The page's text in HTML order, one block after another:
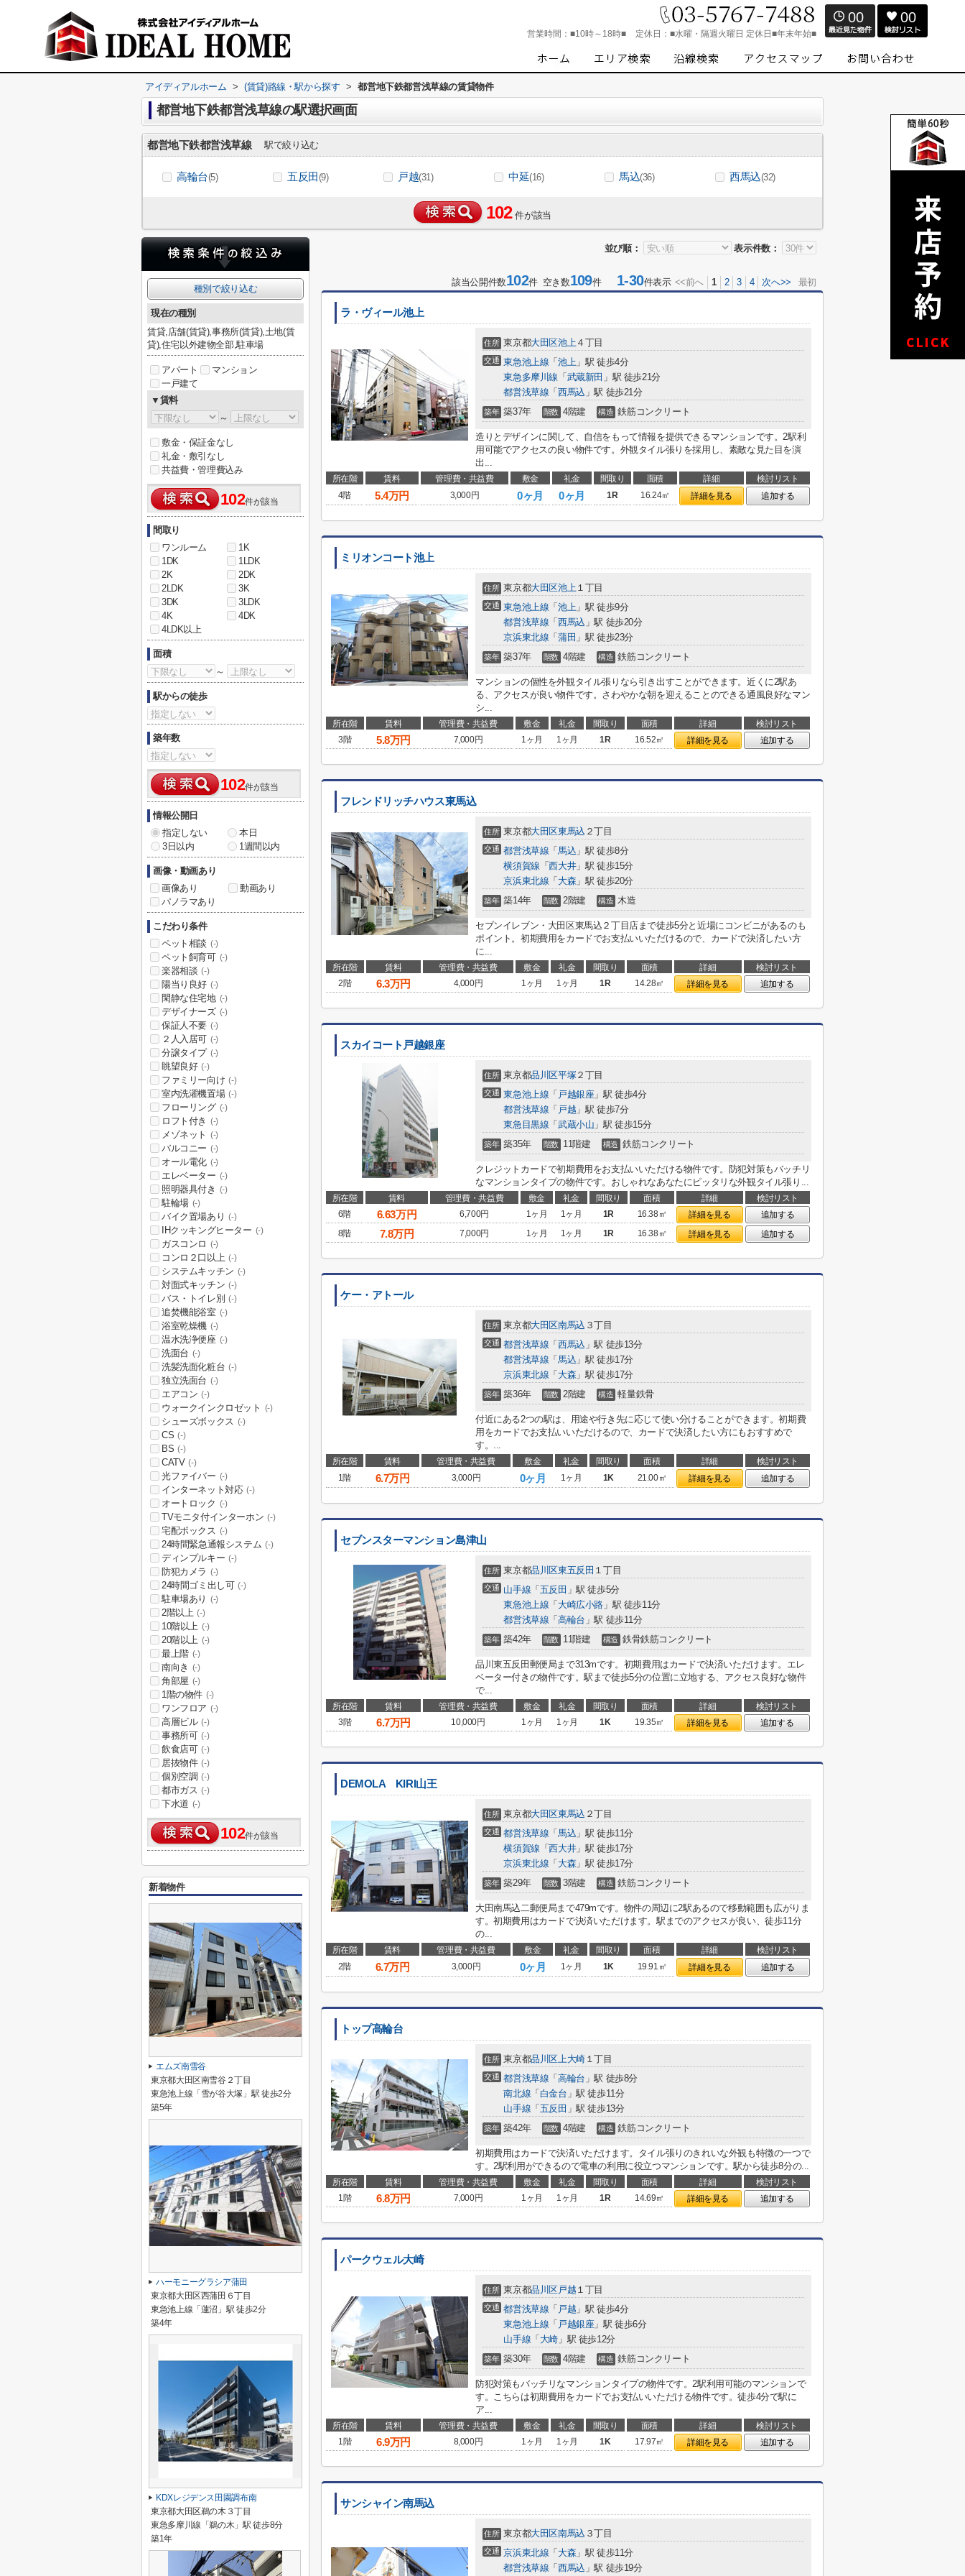
営業時間： ■10時～18時■ 定休日： ■水曜・隔週火曜日 定休日■年末年始■
00 00
アイディアルホーム > (賃貸)路線・駅から探す > 都営地下鉄都営浅草線の賃貸物件
都営地下鉄都営浅草線の駅選択画面
都営地下鉄都営浅草線 駅で絞り込む
高輪台(5) 五反田(9) 戸越(31) 中延(16) 馬込(36) 西馬込(32)
102 件が該当
並び順： 表示件数：
該当公開件数102件 空き数109件1-30件表示 <<前へ 1 2 3 4 次へ>> 最初
ラ・ヴィール池上
住所 東京都大田区池上４丁目
交通 東急池上線 「 池上」駅 徒歩4分
東急多摩川線 「 武蔵新田 」駅 徒歩21分
都営浅草線 「 西馬込 」駅 徒歩21分
築年 築37年 階数 4階建 構造 鉄筋コンクリート
造りとデザインに関して、自信をもって情報を提供できるマンションです。2駅利
用可能でアクセスの良い物件です。外観タイル張りを採用し、素敵な見た目を演
出...
所在階 賃料 管理費・共益費 敷金 礼金 間取り 面積 詳細
検討リスト
4階
5.4万円 3,000円 0ヶ月 0ヶ月 1R 16.24㎡ 詳細を見る 追加する
ミリオンコート池上
住所 東京都大田区池上１丁目
交通 東急池上線 「 池上」駅 徒歩9分
都営浅草線 「 西馬込 」駅 徒歩20分
京浜東北線 「 蒲田 」駅 徒歩23分
築年 築37年 階数 4階建 構造 鉄筋コンクリート
マンションの個性を外観タイル張りなら引き出すことができます。近くに2駅あ
る、アクセスが良い物件です。さわやかな朝を迎えることのできる通風良好なマン
シ...
所在階 賃料 管理費・共益費 敷金 礼金 間取り 面積 詳細
検討リスト
3階
5.8万円 7,000円 1ヶ月 1ヶ月 1R 16.52㎡ 詳細を見る 追加する
フレンドリッチハウス東馬込
住所 東京都大田区東馬込 ２丁目
交通 都営浅草線 「 馬込 」駅 徒歩8分
横須賀線 「西大井」駅 徒歩15分
京浜東北線 「 大森 」駅 徒歩20分
築年 築14年 階数 2階建 構造 木造
セブンイレブン・大田区東馬込２丁目店まで徒歩5分と近場にコンビニがあるのも
ポイント。初期費用をカードでお支払いいただけるので、カードで決済したい方
に...
所在階 賃料 管理費・共益費 敷金 礼金 間取り 面積 詳細
検討リスト
2階
6.3万円 4,000円 1ヶ月 1ヶ月 1R 14.28㎡ 詳細を見る 追加する
スカイコート戸越銀座
住所 東京都品川区平塚２丁目
交通 東急池上線 「 戸越銀座」駅 徒歩4分
都営浅草線 「 戸越 」駅 徒歩7分
東急目黒線 「 武蔵小山 」駅 徒歩15分
築年 築35年 階数 11階建 構造 鉄筋コンクリート
クレジットカードで初期費用をお支払いいただける物件です。防犯対策もバッチリ
なマンションタイプの物件です。おしゃれなあなたにピッタリな外観タイル張り...
所在階 賃料 管理費・共益費 敷金 礼金 間取り 面積 詳細
検討リスト
6階
6.63万円 6,700円 1ヶ月 1ヶ月 1R 16.38㎡ 詳細を見る
追加する
8階
7.8万円 7,000円 1ヶ月 1ヶ月 1R 16.38㎡ 詳細を見る 追加する
ケー・アトール
住所 東京都大田区南馬込 ３丁目
交通 都営浅草線 「 西馬込 」駅 徒歩13分
都営浅草線 「 馬込 」駅 徒歩17分
京浜東北線 「 大森 」駅 徒歩17分
築年 築36年 階数 2階建 構造 軽量鉄骨
付近にある2つの駅は、用途や行き先に応じて使い分けることができます。初期費
用をカードでお支払いいただけるので、カードで決済したい方にもおすすめで
す。...
所在階 賃料 管理費・共益費 敷金 礼金 間取り 面積 詳細
検討リスト
1階
6.7万円 3,000円 0ヶ月 1ヶ月 1K 21.00㎡ 詳細を見る 追加する
セブンスターマンション島津山
住所 東京都品川区東五反田 １丁目
交通 山手線 「 五反田 」駅 徒歩5分
東急池上線 「 大崎広小路 」駅 徒歩11分
都営浅草線 「 高輪台 」駅 徒歩11分
築年 築42年 階数 11階建 構造 鉄骨鉄筋コンクリート
品川東五反田郵便局まで313mです。初期費用はカードで決済いただけます。エレ
ベーター付きの物件です。駅まで徒歩5分の位置に立地する、アクセス良好な物件
で...
所在階 賃料 管理費・共益費 敷金 礼金 間取り 面積 詳細
検討リスト
3階
6.7万円 10,000円 1ヶ月 1ヶ月 1K 19.35㎡ 詳細を見る 追加する
DEMOLA KIRI山王
住所 東京都大田区東馬込 ２丁目
交通 都営浅草線 「 馬込 」駅 徒歩11分
横須賀線 「西大井」駅 徒歩17分
京浜東北線 「 大森 」駅 徒歩17分
築年 築29年 階数 3階建 構造 鉄筋コンクリート
大田南馬込二郵便局まで479mです。物件の周辺に2駅あるので移動範囲も広がりま
す。初期費用はカードで決済いただけます。駅までのアクセスが良い、徒歩11分
の...
所在階 賃料 管理費・共益費 敷金 礼金 間取り 面積 詳細
検討リスト
2階
6.7万円 3,000円 0ヶ月 1ヶ月 1K 19.91㎡ 詳細を見る 追加する
トップ高輪台
住所 東京都品川区上大崎１丁目
交通 都営浅草線 「 高輪台 」駅 徒歩8分
南北線 「 白金台 」駅 徒歩11分
山手線 「 五反田 」駅 徒歩13分
築年 築42年 階数 4階建 構造 鉄筋コンクリート
初期費用はカードで決済いただけます。タイル張りのきれいな外観も特徴の一つで
す。2駅利用ができるので電車の利用に役立つマンションです。駅から徒歩8分の...
所在階 賃料 管理費・共益費 敷金 礼金 間取り 面積 詳細
検討リスト
1階
6.8万円 7,000円 1ヶ月 1ヶ月 1R 14.69㎡ 詳細を見る 追加する
パークウェル大崎
住所 東京都品川区戸越 １丁目
交通 都営浅草線 「 戸越 」駅 徒歩4分
東急池上線 「 戸越銀座」駅 徒歩6分
山手線 「 大崎 」駅 徒歩12分
築年 築30年 階数 4階建 構造 鉄筋コンクリート
防犯対策もバッチリなマンションタイプの物件です。2駅利用可能のマンションで
す。こちらは初期費用をカードでお支払いいただける物件です。徒歩4分で駅に
ア...
所在階 賃料 管理費・共益費 敷金 礼金 間取り 面積 詳細
検討リスト
1階
6.9万円 8,000円 1ヶ月 1ヶ月 1K 17.97㎡ 詳細を見る 追加する
サンシャイン南馬込
住所 東京都大田区南馬込 ３丁目
交通 京浜東北線 「 大森 」駅 徒歩11分
都営浅草線 「 西馬込 」駅 徒歩19分
種別で絞り込む
現在の種別
賃貸,店舗(賃貸),事務所(賃貸),土地(賃
貸),住宅以外建物全部,駐車場
アパート
マンション
一戸建て
▼賃料
～
敷金・保証金なし
礼金・敷引なし
共益費・管理費込み
102件が該当
間取り
ワンルーム
1K
1DK
1LDK
2K
2DK
2LDK
3K
3DK
3LDK
4K
4DK
4LDK以上
面積
～
駅からの徒歩
築年数
102件が該当
情報公開日
指定しない
本日
3日以内
1週間以内
画像・動画あり
画像あり
動画あり
パノラマあり
こだわり条件
ペット相談 (-)
ペット飼育可 (-)
楽器相談 (-)
陽当り良好 (-)
閑静な住宅地 (-)
デザイナーズ (-)
保証人不要 (-)
２人入居可 (-)
分譲タイプ (-)
眺望良好 (-)
ファミリー向け (-)
室内洗濯機置場 (-)
フローリング (-)
ロフト付き (-)
メゾネット (-)
バルコニー (-)
オール電化 (-)
エレベーター (-)
照明器具付き (-)
駐輪場 (-)
バイク置場あり (-)
IHクッキングヒーター (-)
ガスコンロ (-)
コンロ２口以上 (-)
システムキッチン (-)
対面式キッチン (-)
バス・トイレ別 (-)
追焚機能浴室 (-)
浴室乾燥機 (-)
温水洗浄便座 (-)
洗面台 (-)
洗髪洗面化粧台 (-)
独立洗面台 (-)
エアコン (-)
ウォークインクロゼット (-)
シューズボックス (-)
CS (-)
BS (-)
CATV (-)
光ファイバー (-)
インターネット対応 (-)
オートロック (-)
TVモニタ付インターホン (-)
宅配ボックス (-)
24時間緊急通報システム (-)
ディンプルキー (-)
防犯カメラ (-)
24時間ゴミ出し可 (-)
駐車場あり (-)
2階以上 (-)
10階以上 (-)
20階以上 (-)
最上階 (-)
南向き (-)
角部屋 (-)
1階の物件 (-)
ワンフロア (-)
高層ビル (-)
事務所可 (-)
飲食店可 (-)
居抜物件 (-)
個別空調 (-)
都市ガス (-)
下水道 (-)
102件が該当
新着物件
エムズ南雪谷
東京都大田区南雪谷２丁目
東急池上線「雪が谷大塚」駅 徒歩2分
築5年
ハーモニーグラシア蒲田
東京都大田区西蒲田６丁目
東急池上線「蓮沼」駅 徒歩2分
築4年
KDXレジデンス田園調布南
東京都大田区鵜の木３丁目
東急多摩川線「鵜の木」駅 徒歩8分
築1年